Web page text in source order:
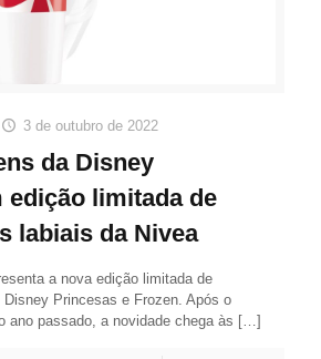
3 de outubro de 2022
da Disney
edição limitada de
labiais da Nivea
a nova edição limitada de
Disney Princesas e Frozen. Após o
ano passado, a novidade chega às […]